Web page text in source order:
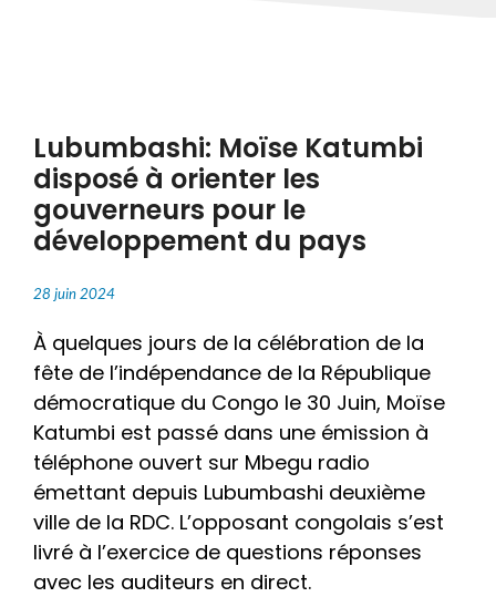
Lubumbashi: Moïse Katumbi
disposé à orienter les
gouverneurs pour le
développement du pays
28 juin 2024
À quelques jours de la célébration de la
fête de l’indépendance de la République
démocratique du Congo le 30 Juin, Moïse
Katumbi est passé dans une émission à
téléphone ouvert sur Mbegu radio
émettant depuis Lubumbashi deuxième
ville de la RDC. L’opposant congolais s’est
livré à l’exercice de questions réponses
avec les auditeurs en direct.